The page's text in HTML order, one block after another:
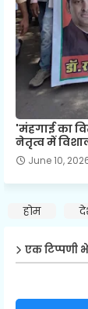
'मंहगाई का
नेतृत्व में
June 10,
होम
एक टिप्पणी